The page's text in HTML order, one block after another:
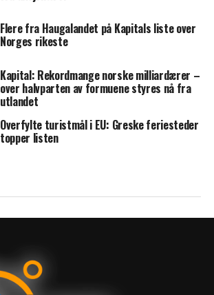
Flere fra Haugalandet på Kapitals liste over
Norges rikeste
Kapital: Rekordmange norske milliardærer –
over halvparten av formuene styres nå fra
utlandet
Overfylte turistmål i EU: Greske feriesteder
topper listen